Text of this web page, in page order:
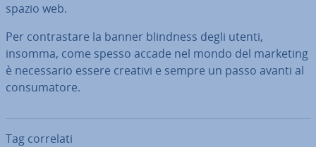
spazio web.
Per con­tra­sta­re la banner blindness degli utenti,
insomma, come spesso accade nel mondo del marketing
è ne­ces­sa­rio essere creativi e sempre un passo avanti al
con­su­ma­to­re.
Tag correlati